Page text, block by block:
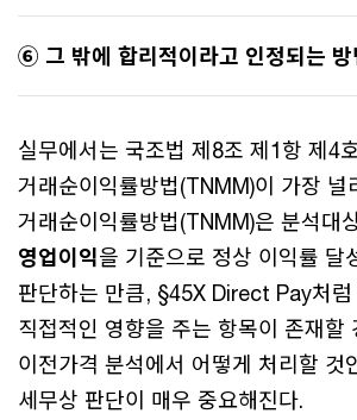
⑥ 그 밖에 합리적이라고 인정되는 방
실무에서는 국조법 제8조 제1항 제4
거래순이익률방법(TNMM)이 가장 널
거래순이익률방법(TNMM)은 분석대
영업이익을 기준으로 정상 이익률 달
판단하는 만큼, §45X Direct Pay처럼
직접적인 영향을 주는 항목이 존재할
이전가격 분석에서 어떻게 처리할 것
세무상 판단이 매우 중요해진다.